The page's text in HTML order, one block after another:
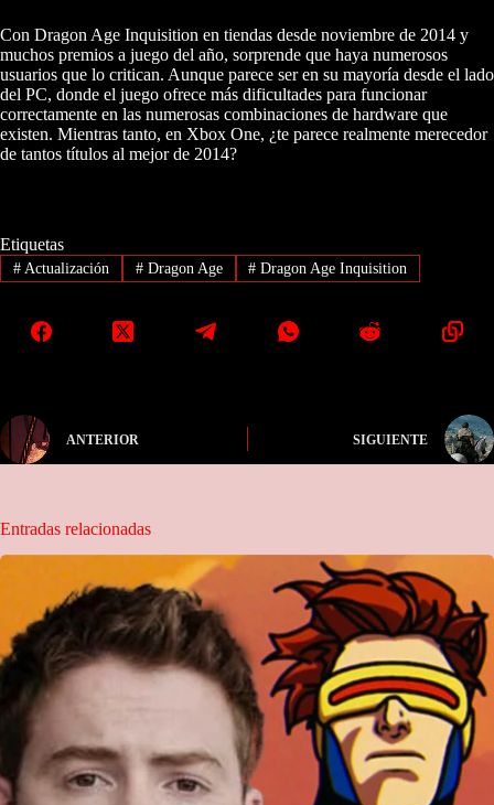
Con Dragon Age Inquisition en tiendas desde noviembre de 2014 y
muchos premios a juego del año, sorprende que haya numerosos
usuarios que lo critican. Aunque parece ser en su mayoría desde el lado
del PC, donde el juego ofrece más dificultades para funcionar
correctamente en las numerosas combinaciones de hardware que
existen. Mientras tanto, en Xbox One, ¿te parece realmente merecedor
de tantos títulos al mejor de 2014?
Etiquetas
#Actualización #Dragon Age # Dragon Age Inquisition
ANTERIOR SIGUIENTE
Entradas relacionadas